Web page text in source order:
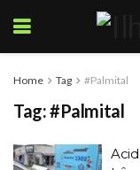
Home Tag #Palmital
Tag:#Palmital